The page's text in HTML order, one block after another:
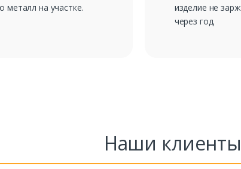
металл на участке.
изделие не
через год.
Наши клиенты